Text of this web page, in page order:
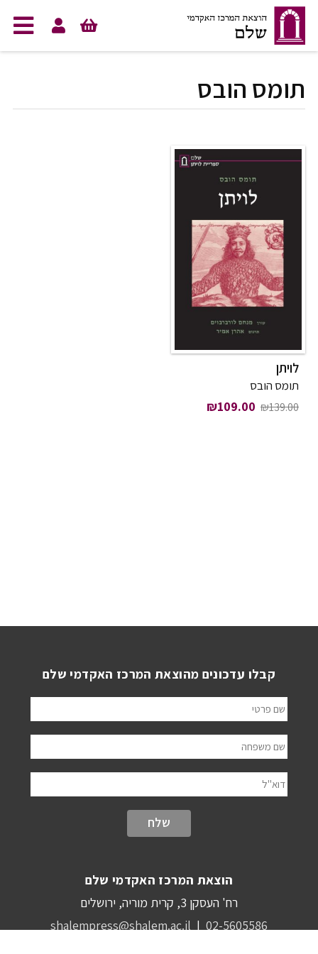
תומס הובס
לויתן
תומס הובס
₪139.00 המחיר המקורי היה: ₪139.00.
₪109.00
הוצאת המרכז האקדמי שלם
רח' העסקן 3, קרית מוריה, ירושלים
shalempress@shalem.ac.il | 02-5605586
קבלו עדכונים מהוצאת המרכז האקדמי שלם
שם פרטי
שם משפחה
דוא"ל